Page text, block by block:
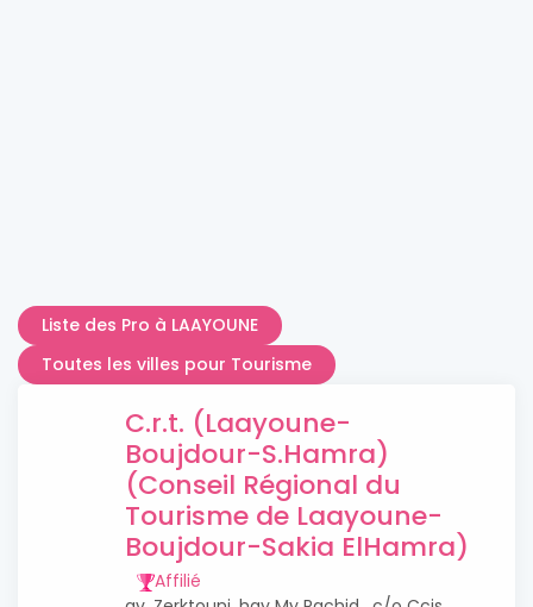
Liste des Pro à LAAYOUNE
Toutes les villes pour Tourisme
C.r.t. (Laayoune-
Boujdour-S.Hamra)
(Conseil Régional du
Tourisme de Laayoune-
Boujdour-Sakia ElHamra)
Affilié